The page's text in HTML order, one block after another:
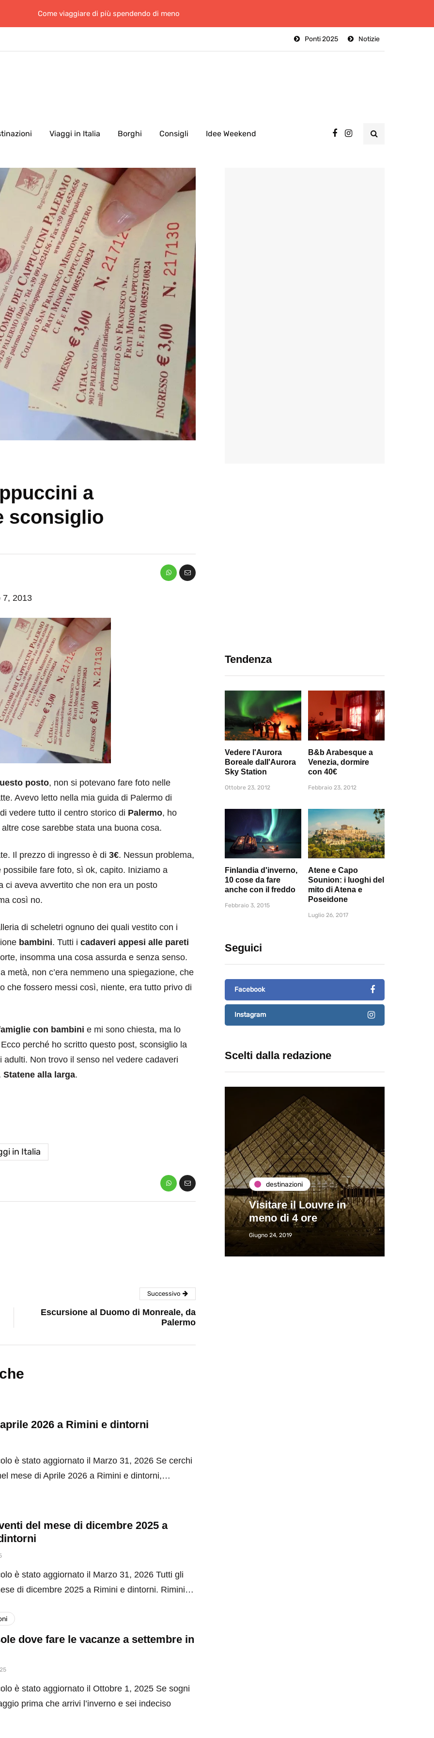
Come viaggiare di più spendendo di meno
Notizie
Ponti 2025
Viaggi in Italia Borghi Consigli Idee Weekend
a
sconsiglio
7, 2013
posto, non si potevano fare foto nelle
Avevo letto nella mia guida di Palermo di
vedere tutto il centro storico di Palermo, ho
cose sarebbe stata una buona cosa.
Il prezzo di ingresso è di 3€. Nessun problema,
fare foto, sì ok, capito. Iniziamo a
ci aveva avvertito che non era un posto
così no.
di scheletri ognuno dei quali vestito con i
bambini. Tutti i cadaveri appesi alle pareti
insomma una cosa assurda e senza senso.
metà, non c’era nemmeno una spiegazione, che
che fossero messi così, niente, era tutto privo di
con bambini e mi sono chiesta, ma lo
perché ho scritto questo post, sconsiglio la
Non trovo il senso nel vedere cadaveri
Statene alla larga.
in Italia
Tendenza
Vedere l'Aurora
Boreale dall'Aurora
Sky Station
Ottobre 23, 2012
B&b Arabesque a
Venezia, dormire
con 40€
Febbraio 23, 2012
Finlandia d'inverno,
10 cose da fare
anche con il freddo
Febbraio 3, 2015
Atene e Capo
Sounion: i luoghi del
mito di Atena e
Poseidone
Luglio 26, 2017
Seguici
Facebook
Instagram
Scelti dalla redazione
di
Eventi di aprile 2026 a
destinazioni
Visitare il Louvre in
meno di 4 ore
Giugno 24, 2019
Successivo
Escursione al Duomo di Monreale, da
Palermo
2026 a Rimini e dintorni
è stato aggiornato il Marzo 31, 2026 Se cerchi
mese di Aprile 2026 a Rimini e dintorni,…
del mese di dicembre 2025 a
è stato aggiornato il Marzo 31, 2026 Tutti gli
di dicembre 2025 a Rimini e dintorni. Rimini…
dove fare le vacanze a settembre in
è stato aggiornato il Ottobre 1, 2025 Se sogni
prima che arrivi l’inverno e sei indeciso